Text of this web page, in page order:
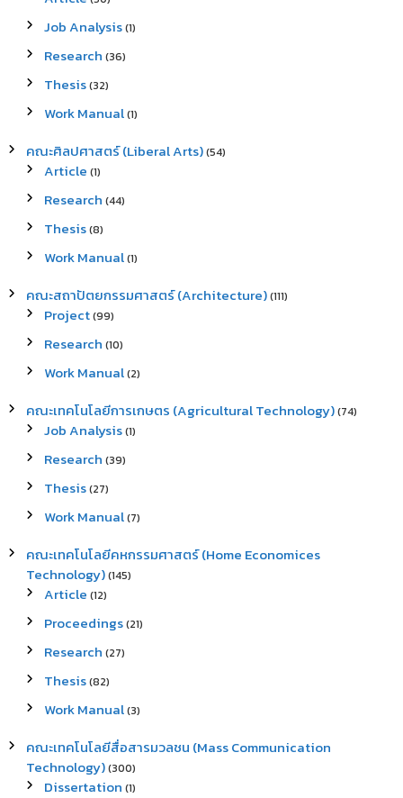
Job Analysis(1)
Research (36)
Thesis(32)
Work Manual(1)
คณะศิลปศาสตร์ (Liberal Arts)(54)
Article (1)
Research (44)
Thesis(8)
Work Manual(1)
คณะสถาปัตยกรรมศาสตร์ (Architecture)(111)
Project(99)
Research (10)
Work Manual(2)
คณะเทคโนโลยีการเกษตร (Agricultural Technology)(74)
Job Analysis(1)
Research (39)
Thesis(27)
Work Manual(7)
คณะเทคโนโลยีคหกรรมศาสตร์ (Home Economices
Technology)(145)
Article (12)
Proceedings(21)
Research (27)
Thesis(82)
Work Manual(3)
คณะเทคโนโลยีสื่อสารมวลชน (Mass Communication
Technology)(300)
Dissertation (1)